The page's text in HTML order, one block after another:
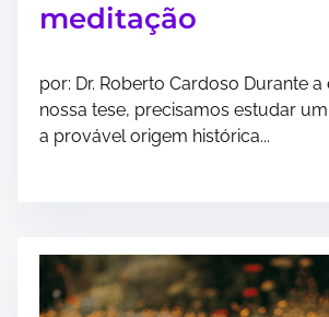
meditação
por: Dr. Roberto Cardoso Durante
nossa tese, precisamos estudar
a provável origem histórica...